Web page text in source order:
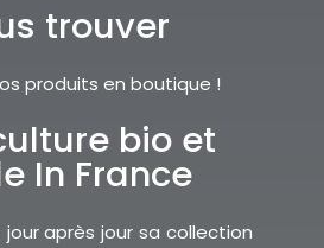
trouver
produits en boutique !
bio et
In France
après jour sa collection